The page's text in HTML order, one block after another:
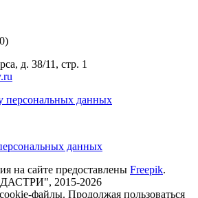
д. 38/11, стр. 1
персональных данных
данных
на сайте предоставлены Freepik.
2015-2026
файлы. Продолжая пользоваться